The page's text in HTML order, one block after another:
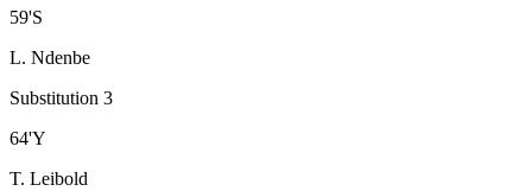
59'S
L. Ndenbe
Substitution 3
64'Y
T. Leibold